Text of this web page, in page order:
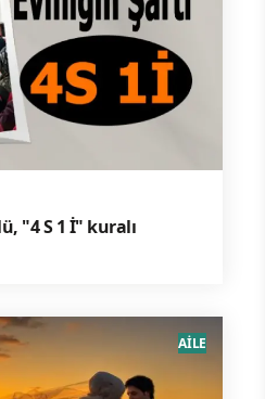
İşte Evliliğin formülü, "4 S 1 İ" kuralı
AİLE